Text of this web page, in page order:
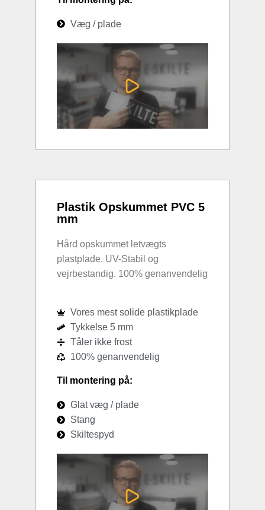
Væg / plade
Plastik Opskummet PVC 5
mm
Hård opskummet letvægts
plastplade. UV-Stabil og
vejrbestandig. 100% genanvendelig
Vores mest solide plastikplade
Tykkelse 5 mm
Tåler ikke frost
100% genanvendelig
Til montering på:
Glat væg / plade
Stang
Skiltespyd